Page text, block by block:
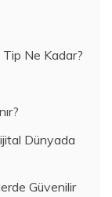
Tip Ne Kadar?
Dünyada
Güvenilir